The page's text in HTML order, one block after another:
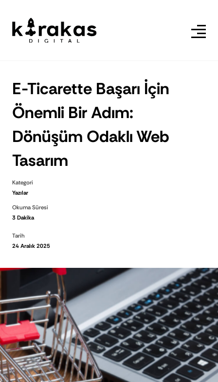
E-Ticarette Başarı İçin
Önemli Bir Adım:
Dönüşüm Odaklı Web
Tasarım
Kategori
Yazılar
Okuma Süresi
3 Dakika
Tarih
24 Aralık 2025